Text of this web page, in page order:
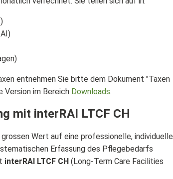
entnehmen Sie bitte dem Dokument "Taxen
Version im Bereich Downloads.
mit interRAI LTCF CH
Wert auf eine professionelle, individuelle
Erfassung des Pflegebedarfs
interRAI LTCF CH (Long-Term Care Facilities